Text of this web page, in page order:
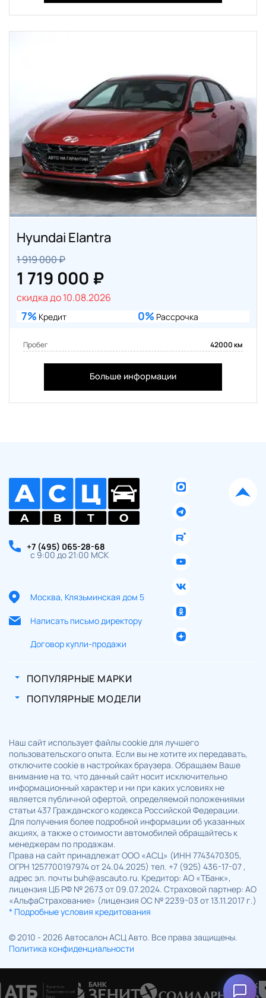
Hyundai Elantra
1 919 000 ₽
1 719 000 ₽
скидка до 10.08.2026
7% Кредит 0% Рассрочка
Пробег 42000 км
Больше информации
+7 (495) 065-28-68
с 9:00 до 21:00 МСК
Москва, Клязьминская дом 5
Написать письмо директору
Договор купли-продажи
ПОПУЛЯРНЫЕ МАРКИ
ПОПУЛЯРНЫЕ МОДЕЛИ
Наш сайт использует файлы cookie для лучшего
пользовательского опыта. Если вы не хотите их передавать,
отключите cookie в настройках браузера. Обращаем Ваше
внимание на то, что данный сайт носит исключительно
информационный характер и ни при каких условиях не
является публичной офертой, определяемой положениями
статьи 437 Гражданского кодекса Российской Федерации.
Для получения более подробной информации об указанных
акциях, а также о стоимости автомобилей обращайтесь к
менеджерам по продажам.
Права на сайт принадлежат ООО «АСЦ» (ИНН 7743470305,
ОГРН 1257700197974 от 24.04.2025) тел. +7 (925) 436-17-07 ,
адрес эл. почты buh@ascauto.ru. Кредитор: АО «ТБанк»,
лицензия ЦБ РФ № 2673 от 09.07.2024. Страховой партнер: АО
«АльфаСтрахование» (лицензия ОС № 2239-03 от 13.11.2017 г.)
* Подробные условия кредитования
© 2010 - 2026 Автосалон АСЦ Авто. Все права защищены.
Политика конфиденциальности